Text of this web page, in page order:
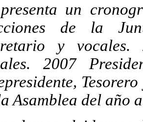
un
de la
y vocales.
2007
Asamblea del año